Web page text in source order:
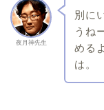
夜月神先生
別に
うね
める
は。